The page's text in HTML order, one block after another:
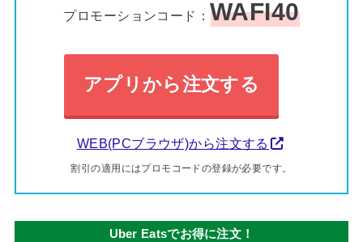
プロモーションコード： WAFI40
アプリから注文する
WEB(PCブラウザ)から注文する
割引の適用にはプロモコードの登録が必要です。
Uber Eatsでお得に注文！